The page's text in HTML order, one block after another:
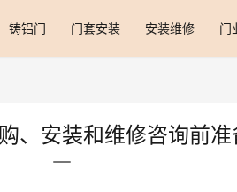
铸铝门 门套安装 安装维修 门
、安装和维修咨询前准